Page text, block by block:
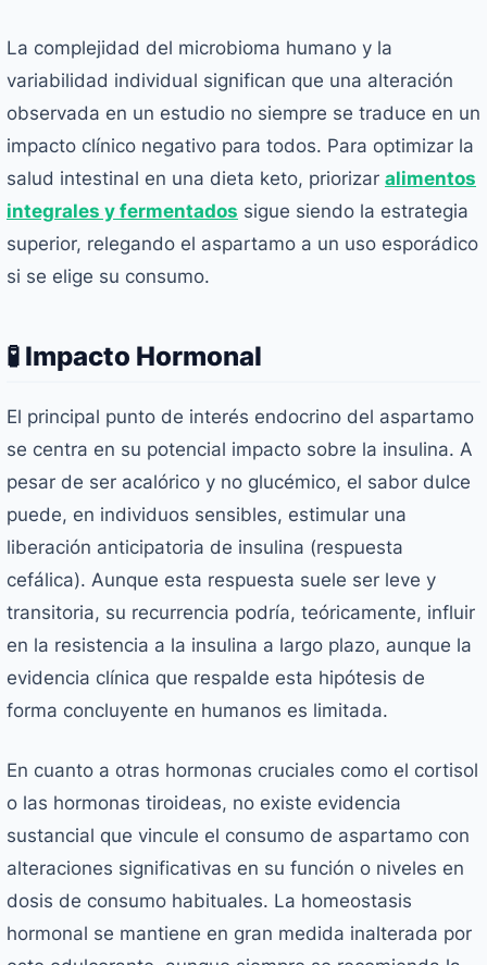
La complejidad del microbioma humano y la
variabilidad individual significan que una alteración
observada en un estudio no siempre se traduce en un
impacto clínico negativo para todos. Para optimizar la
salud intestinal en una dieta keto, priorizar alimentos
integrales y fermentados sigue siendo la estrategia
superior, relegando el aspartamo a un uso esporádico
si se elige su consumo.
🧪 Impacto Hormonal
El principal punto de interés endocrino del aspartamo
se centra en su potencial impacto sobre la insulina. A
pesar de ser acalórico y no glucémico, el sabor dulce
puede, en individuos sensibles, estimular una
liberación anticipatoria de insulina (respuesta
cefálica). Aunque esta respuesta suele ser leve y
transitoria, su recurrencia podría, teóricamente, influir
en la resistencia a la insulina a largo plazo, aunque la
evidencia clínica que respalde esta hipótesis de
forma concluyente en humanos es limitada.
En cuanto a otras hormonas cruciales como el cortisol
o las hormonas tiroideas, no existe evidencia
sustancial que vincule el consumo de aspartamo con
alteraciones significativas en su función o niveles en
dosis de consumo habituales. La homeostasis
hormonal se mantiene en gran medida inalterada por